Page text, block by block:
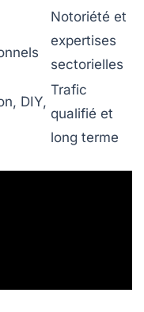
Notoriété et
expertises
sectorielles
DIY,
Trafic
qualifié et
long terme